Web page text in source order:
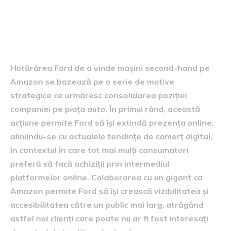
Hotărârea Ford de a vinde mașini second-hand pe
Amazon se bazează pe o serie de motive
strategice ce urmăresc consolidarea poziției
companiei pe piața auto. În primul rând, această
acțiune permite Ford să își extindă prezența online,
aliniindu-se cu actualele tendințe de comerț digital,
în contextul în care tot mai mulți consumatori
preferă să facă achiziții prin intermediul
platformelor online. Colaborarea cu un gigant ca
Amazon permite Ford să își crească vizibilitatea și
accesibilitatea către un public mai larg, atrăgând
astfel noi clienți care poate nu ar fi fost interesați